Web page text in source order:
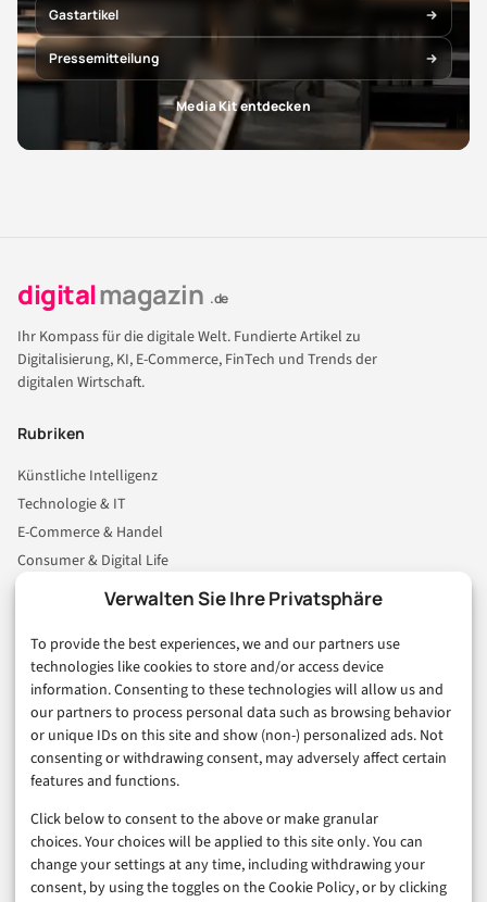
Verwalten Sie Ihre Privatsphäre
To provide the best experiences, we and our partners use
technologies like cookies to store and/or access device
information. Consenting to these technologies will allow us and
our partners to process personal data such as browsing behavior
or unique IDs on this site and show (non-) personalized ads. Not
consenting or withdrawing consent, may adversely affect certain
features and functions.
Click below to consent to the above or make granular
choices. Your choices will be applied to this site only. You can
change your settings at any time, including withdrawing your
consent, by using the toggles on the Cookie Policy, or by clicking
Gastartikel
Pressemitteilung
Media Kit entdecken
digitalmagazin .de
Ihr Kompass für die digitale Welt. Fundierte Artikel zu
Digitalisierung, KI, E-Commerce, FinTech und Trends der
digitalen Wirtschaft.
Rubriken
Künstliche Intelligenz
Technologie & IT
E-Commerce & Handel
Consumer & Digital Life
Business & Karriere
Sicherheit & Recht
Digitalisierung
Marketing
Magazin
Unsere Redaktion
Werbeformate & Media Kit